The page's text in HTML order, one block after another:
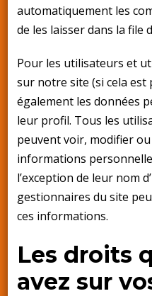
automatiquement les
de les laisser dans la file
Pour les utilisateurs et
sur notre site (si cela est
également les données
leur profil. Tous les
peuvent voir, modifier
informations
l’exception de leur nom
gestionnaires du site
ces informations.
Les droits
avez sur